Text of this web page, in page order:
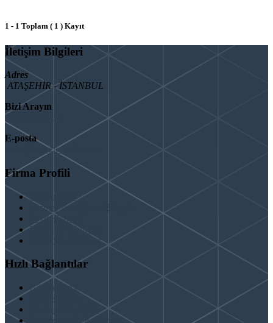
1 - 1 Toplam ( 1 ) Kayıt
İletişim Bilgileri
Adres
ATAŞEHİR - İSTANBUL
Bizi Arayın
E-posta
info@binaguclendir.com
Firma Profili
Hakkımızda
Hizmet Verdiğimiz Bölgeler
Paydaşlarımız
İş Birliği Teklifleri
Şartlar ve Koşullar
Hızlı Bağlantılar
Güçlendirme
Hizmetlerimiz
Test & Analiz & Rapor